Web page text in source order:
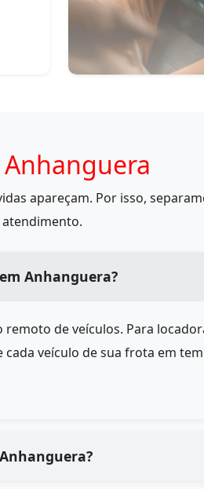
apareçam. Por isso,
Anhanguera?
de veículos. Para
veículo de sua frota em